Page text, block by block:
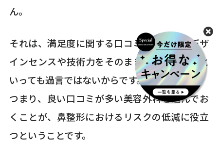
ん。
それは、満足度に関する口コミは、医師のデザ
インセンスや技術力をそのまま反映していると
いっても過言ではないからです。
つまり、良い口コミが多い美容外科を選んでお
くことが、鼻整形におけるリスクの低減に役立
つということです。